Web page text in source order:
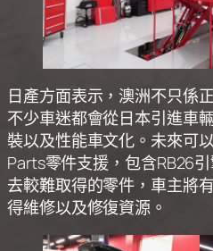
日產方面表示，澳洲不只係
不少車迷都會從日本引進車
裝以及性能車文化。未來可
Parts零件支援，包含RB26
去較難取得的零件，車主將
得維修以及修復資源。